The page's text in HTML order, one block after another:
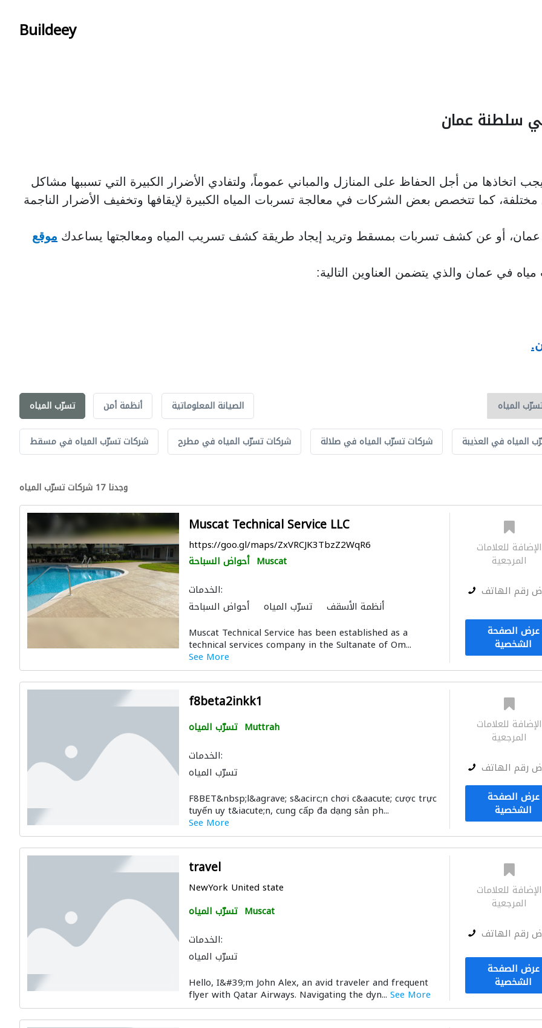
Buildeey
سلطنة عمان
اتخاذها من أجل الحفاظ على المنازل والمباني عموماً، ولتفادي الأضرار الكبيرة التي تسببها مشاكل
كما تتخصص بعض الشركات في معالجة تسربات المياه الكبيرة لإيقافها وتخفيف الأضرار الناجمة
أو عن كشف تسربات بمسقط وتريد إيجاد طريقة كشف تسريب المياه ومعالجتها يساعدك موقع
في عمان والذي يتضمن العناوين التالية:
تسرّب المياه أنظمة أمن الصيانة المعلوماتية
شركات تسرّب المياه في مسقط شركات تسرّب المياه في مطرح شركات تسرّب المياه في صلالة المياه في العذيبة
وجدنا 17 شركات تسرّب المياه
Muscat Technical Service LLC
https://goo.gl/maps/ZxVRCJK3TbzZ2WqR6
أحواض السباحة Muscat
الخدمات:
أحواض السباحة
تسرّب المياه
أنظمة الأسقف
Muscat Technical Service has been established as a
technical services company in the Sultanate of Om...
See More
الإضافة للعلامات
المرجعية
رقم الهاتف
عرض الصفحة
الشخصية
f8beta2inkk1
تسرّب المياه Muttrah
الخدمات:
تسرّب المياه
F8BET&nbsp;l&agrave; s&acirc;n chơi c&aacute; cược trực
tuyến uy t&iacute;n, cung cấp đa dạng sản ph...
See More
الإضافة للعلامات
المرجعية
رقم الهاتف
عرض الصفحة
الشخصية
travel
NewYork United state
تسرّب المياه Muscat
الخدمات:
تسرّب المياه
Hello, I&#39;m John Alex, an avid traveler and frequent
flyer with Qatar Airways. Navigating the dyn... See More
الإضافة للعلامات
المرجعية
رقم الهاتف
عرض الصفحة
الشخصية